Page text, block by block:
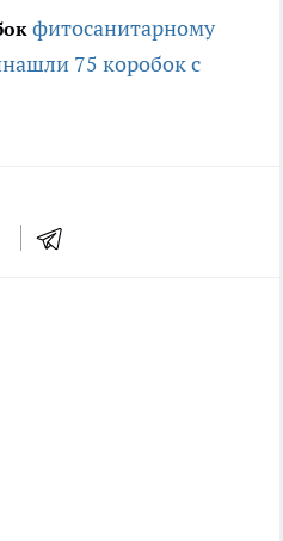
фитосанитарному
нашли 75 коробок с